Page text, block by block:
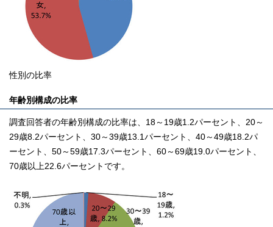
性別の比率
年齢別構成の比率
調査回答者の年齢別構成の比率は、18～19歳1.2パーセント、20～
29歳8.2パーセント、30～39歳13.1パーセント、40～49歳18.2パ
ーセント、50～59歳17.3パーセント、60～69歳19.0パーセント、
70歳以上22.6パーセントです。